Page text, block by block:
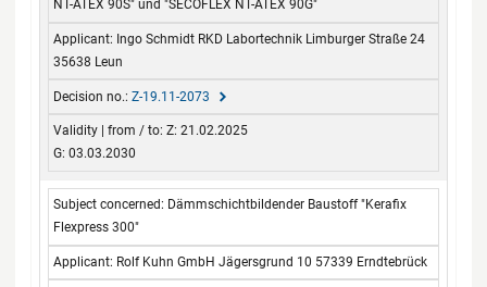
NT-ATEX 90S" und "SECOFLEX NT-ATEX 90G"
Ingo Schmidt RKD Labortechnik Limburger Straße 24
35638 Leun
Z-19.11-2073
Z: 21.02.2025
G: 03.03.2030
Dämmschichtbildender Baustoff "Kerafix
Flexpress 300"
Rolf Kuhn GmbH Jägersgrund 10 57339 Erndtebrück